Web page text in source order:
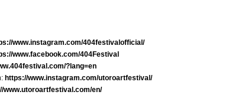
www.instagram.com/404festivalofficial/
www.facebook.com/404Festival
?lang=en
https://www.instagram.com/utoroartfestival/
www.utoroartfestival.com/en/